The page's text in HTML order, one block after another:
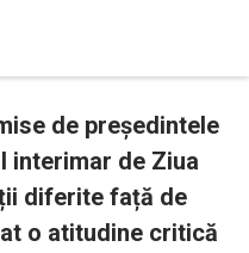
de președintele
interimar de Ziua
diferite față de
o atitudine critică